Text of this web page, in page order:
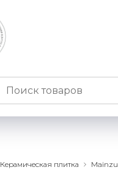
Керамическая плитка Mainzu